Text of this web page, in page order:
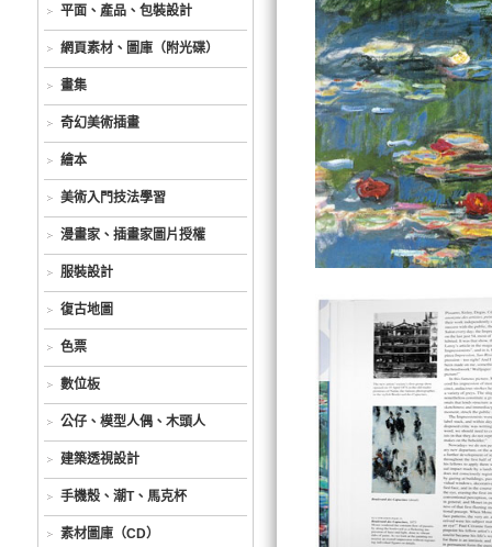
平面、產品、包裝設計
網頁素材、圖庫（附光碟）
畫集
奇幻美術插畫
繪本
美術入門技法學習
漫畫家、插畫家圖片授權
服裝設計
復古地圖
色票
數位板
公仔、模型人偶、木頭人
建築透視設計
手機殼、潮T、馬克杯
素材圖庫（CD）